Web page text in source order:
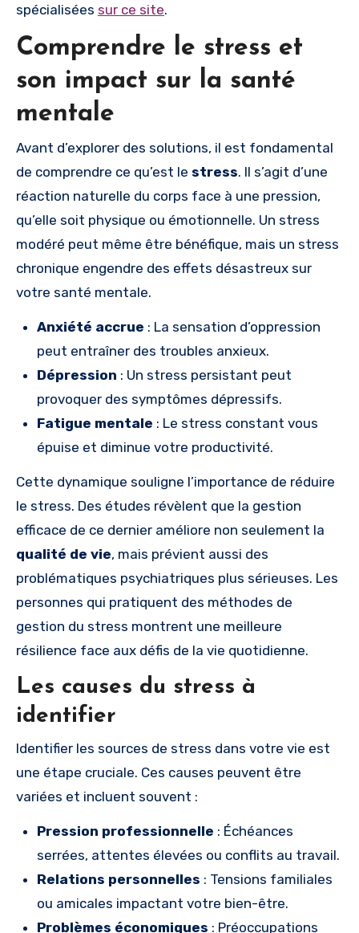
spécialisées sur ce site.
Comprendre le stress et
son impact sur la santé
mentale
Avant d’explorer des solutions, il est fondamental
de comprendre ce qu’est le stress. Il s’agit d’une
réaction naturelle du corps face à une pression,
qu’elle soit physique ou émotionnelle. Un stress
modéré peut même être bénéfique, mais un stress
chronique engendre des effets désastreux sur
votre santé mentale.
Anxiété accrue : La sensation d’oppression
peut entraîner des troubles anxieux.
Dépression : Un stress persistant peut
provoquer des symptômes dépressifs.
Fatigue mentale : Le stress constant vous
épuise et diminue votre productivité.
Cette dynamique souligne l’importance de réduire
le stress. Des études révèlent que la gestion
efficace de ce dernier améliore non seulement la
qualité de vie, mais prévient aussi des
problématiques psychiatriques plus sérieuses. Les
personnes qui pratiquent des méthodes de
gestion du stress montrent une meilleure
résilience face aux défis de la vie quotidienne.
Les causes du stress à
identifier
Identifier les sources de stress dans votre vie est
une étape cruciale. Ces causes peuvent être
variées et incluent souvent :
Pression professionnelle : Échéances
serrées, attentes élevées ou conflits au travail.
Relations personnelles : Tensions familiales
ou amicales impactant votre bien-être.
Problèmes économiques : Préoccupations